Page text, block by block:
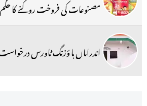
مصنوعات کی فروخت روکنے کا حکم
اندراماں ہا ؤزنگ ٹاورس